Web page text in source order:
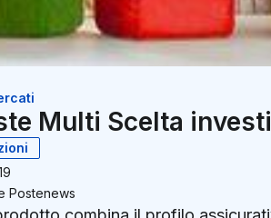
Multi Scelta
Postenews